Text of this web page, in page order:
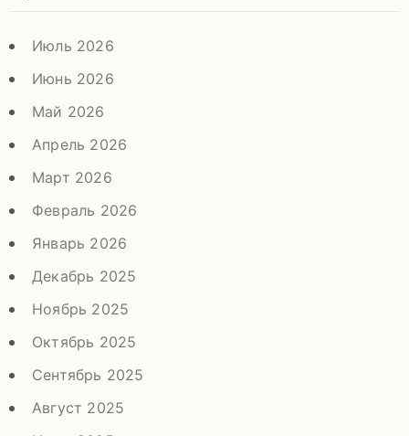
Июль 2026
Июнь 2026
Май 2026
Апрель 2026
Март 2026
Февраль 2026
Январь 2026
Декабрь 2025
Ноябрь 2025
Октябрь 2025
Сентябрь 2025
Август 2025